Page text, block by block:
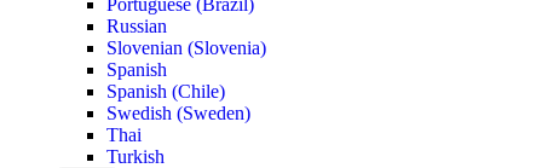
Portuguese (Brazil)
Russian
Slovenian (Slovenia)
Spanish
Spanish (Chile)
Swedish (Sweden)
Thai
Turkish